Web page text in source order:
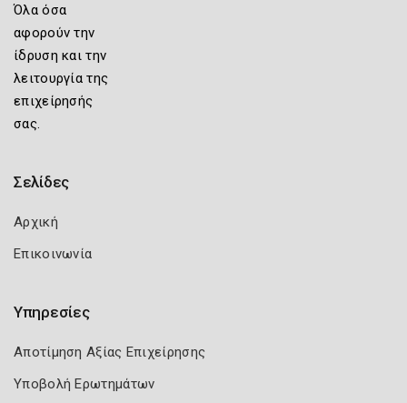
Όλα όσα
αφορούν την
ίδρυση και την
λειτουργία της
επιχείρησής
σας.
Σελίδες
Αρχική
Επικοινωνία
Υπηρεσίες
Αποτίμηση Αξίας Επιχείρησης
Υποβολή Ερωτημάτων